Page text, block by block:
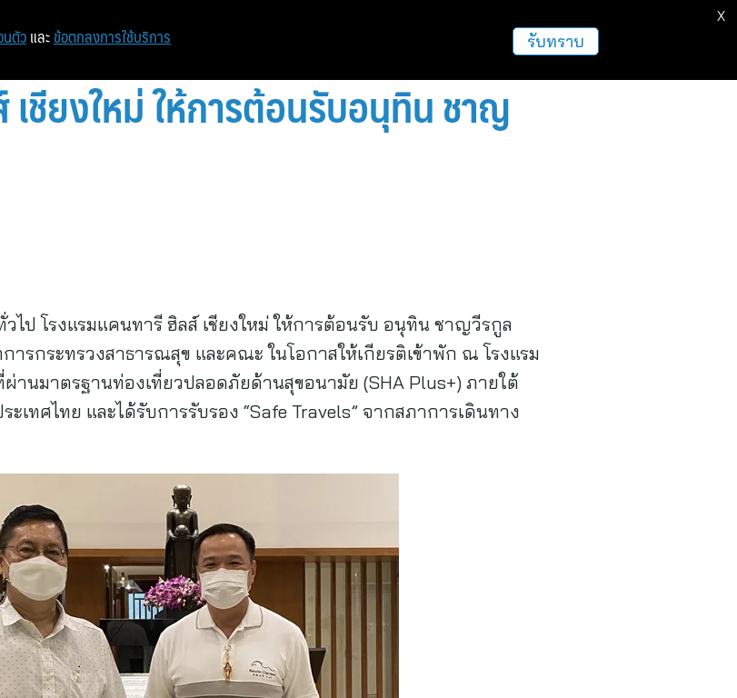
เชียงใหม่ ให้การต้อนรับอนุทิน ชาญ
ไป โรงแรมแคนทารี ฮิลส์ เชียงใหม่ ให้การต้อนรับ อนุทิน ชาญวีรกูล
ารกระทรวงสาธารณสุข และคณะ ในโอกาสให้เกียรติเข้าพัก ณ โรงแรม
ผ่านมาตรฐานท่องเที่ยวปลอดภัยด้านสุขอนามัย (SHA Plus+) ภายใต้
เทศไทย และได้รับการรับรอง “Safe Travels” จากสภาการเดินทาง
นตัว และ ข้อตกลงการใช้บริการ รับทราบ
X